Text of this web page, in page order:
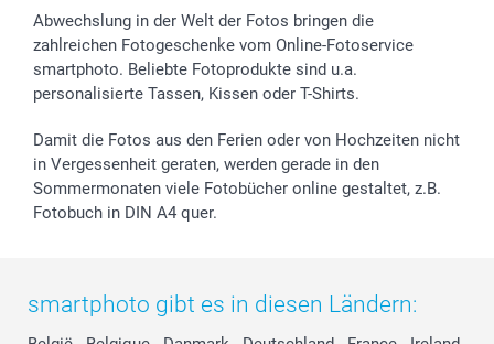
Widerrufsrecht
Zu allen Anlässen
Status der Bestellung
smartfriends
smartgarantie
smartbonus
Abwechslung in der Welt der Fotos bringen die
zahlreichen Fotogeschenke vom Online-Fotoservice
smartphoto. Beliebte Fotoprodukte sind u.a.
personalisierte Tassen, Kissen oder T-Shirts.
Damit die Fotos aus den Ferien oder von Hochzeiten nicht
in Vergessenheit geraten, werden gerade in den
Sommermonaten viele Fotobücher online gestaltet, z.B.
Fotobuch in DIN A4 quer.
smartphoto gibt es in diesen Ländern: